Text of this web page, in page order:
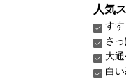
人気
す
さ
大
白